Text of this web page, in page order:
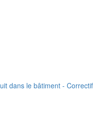
dans le bâtiment -